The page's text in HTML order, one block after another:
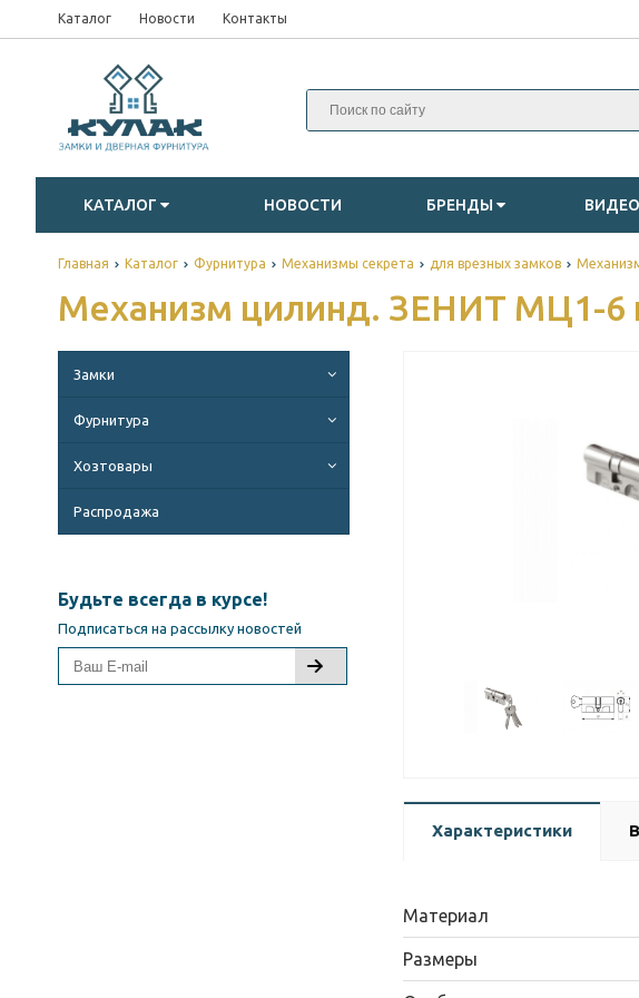
Каталог Новости Контакты
КАТАЛОГ НОВОСТИ БРЕНДЫ ВИДЕО
Главная Каталог Фурнитура Механизмы секрета для врезных замков
Механизм цилинд. ЗЕНИТ МЦ1-6
Замки
Фурнитура
Хозтовары
Распродажа
Будьте всегда в курсе!
Подписаться на рассылку новостей
Характеристики
Материал
Размеры